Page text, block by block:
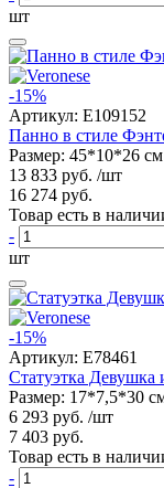
шт
-15%
Артикул: E109152
Панно в стиле
Размер: 45*10*26 см
13 833 руб. /шт
16 274 руб.
Товар есть в
-
шт
-15%
Артикул: E78461
Статуэтка Девушка
Размер: 17*7,5*30
6 293 руб. /шт
7 403 руб.
Товар есть в
-